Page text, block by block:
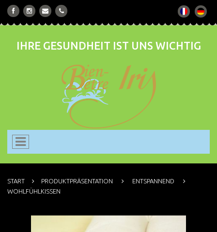
IHRE GESUNDHEIT IST UNS WICHTIG
START PRODUKTPRÄSENTATION
ENTSPANNEND
WOHLFÜHLKISSEN